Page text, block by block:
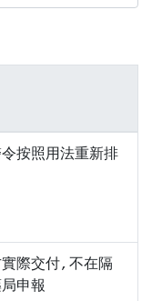
按照用法重新排
際交付,不在隔
申報